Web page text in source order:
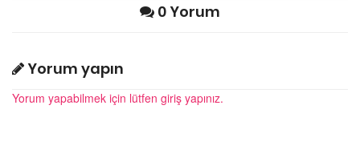
0 Yorum
Yorum yapın
Yorum yapabilmek için lütfen giriş yapınız.